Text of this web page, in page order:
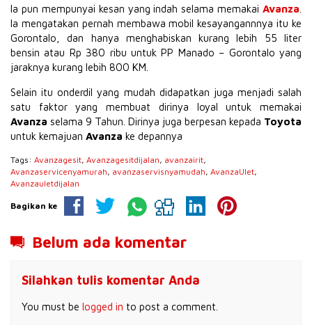
Ia pun mempunyai kesan yang indah selama memakai Avanza
Ia mengatakan pernah membawa mobil kesayangannnya itu ke
Gorontalo, dan hanya menghabiskan kurang lebih 55 liter
bensin atau Rp 380 ribu untuk PP Manado – Gorontalo yang
jaraknya kurang lebih 800 KM.
Selain itu onderdil yang mudah didapatkan juga menjadi salah
satu faktor yang membuat dirinya loyal untuk memakai
Avanza selama 9 Tahun. Dirinya juga berpesan kepada Toyota
untuk kemajuan Avanza ke depannya
Tags: Avanzagesit, Avanzagesitdijalan, avanzairit,
Avanzaservicenyamurah, avanzaservisnyamudah, AvanzaUlet,
Avanzauletdijalan
Bagikan ke
Belum ada komentar
Silahkan tulis komentar Anda
You must be logged in to post a comment.